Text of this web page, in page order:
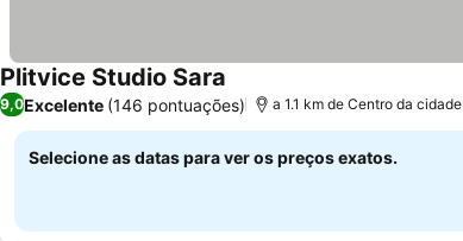
Plitvice Studio Sara
9,0Excelente (146 pontuações) a 1.1 km de Centro da cidade
Selecione as datas para ver os preços exatos.